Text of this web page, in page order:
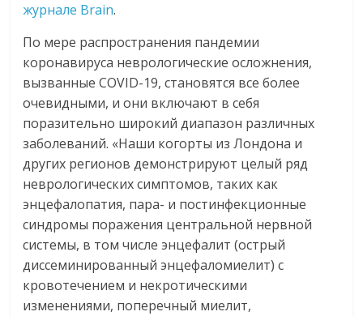
журнале Brain.
По мере распространения пандемии
коронавируса неврологические осложнения,
вызванные COVID-19, становятся все более
очевидными, и они включают в себя
поразительно широкий диапазон различных
заболеваний. «Наши когорты из Лондона и
других регионов демонстрируют целый ряд
неврологических симптомов, таких как
энцефалопатия, пара- и постинфекционные
синдромы поражения центральной нервной
системы, в том числе энцефалит (острый
диссеминированный энцефаломиелит) с
кровотечением и некротическими
изменениями, поперечный миелит,